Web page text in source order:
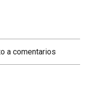
a comentarios